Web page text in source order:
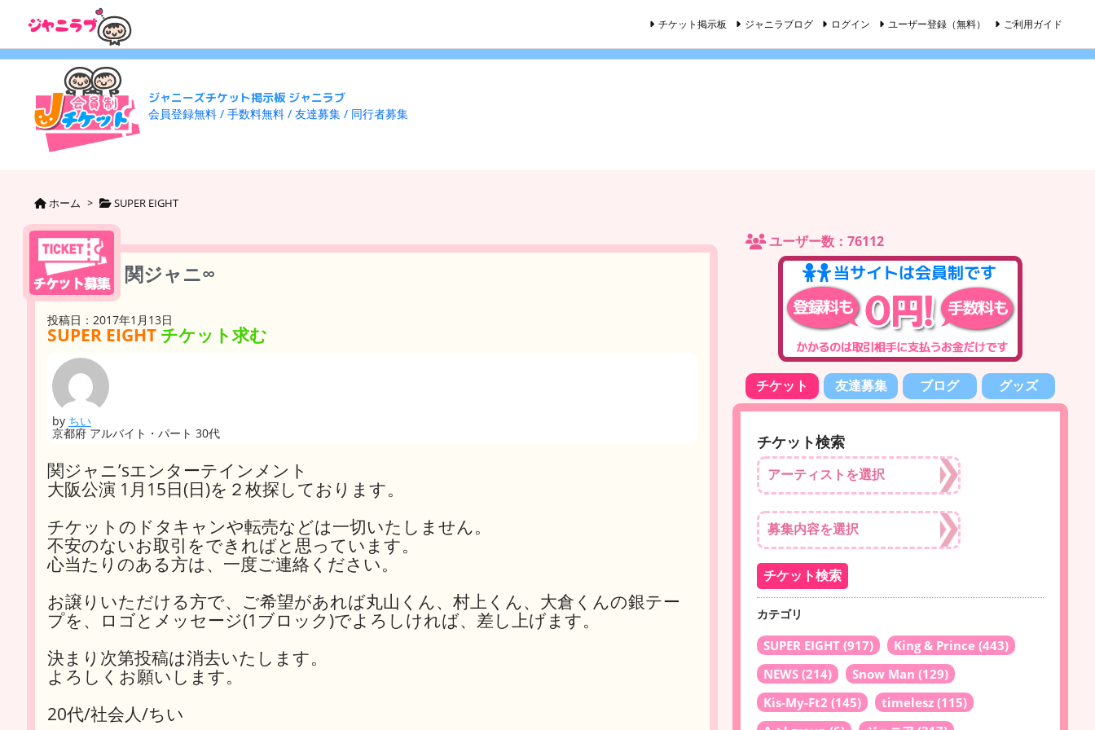
ジャニーズチケット掲示板 ジャニラブ
会員登録無料 / 手数料無料 / 友達募集 / 同行者募集
チケット掲示板 ジャニラブログ ログイン ユーザー登録（無料） ご利用ガイド
ホーム > SUPER EIGHT
関ジャニ∞
投稿日：2017年1月13日
SUPER EIGHT チケット求む
by ちい
京都府 アルバイト・パート 30代
関ジャニ’sエンターテインメント
大阪公演 1月15日(日)を２枚探しております。
チケットのドタキャンや転売などは一切いたしません。
不安のないお取引をできればと思っています。
心当たりのある方は、一度ご連絡ください。
お譲りいただける方で、ご希望があれば丸山くん、村上くん、大倉くんの銀テー
プを、ロゴとメッセージ(1ブロック)でよろしければ、差し上げます。
決まり次第投稿は消去いたします。
よろしくお願いします。
20代/社会人/ちい
ユーザー数：76112
チケット 友達募集 ブログ グッズ
チケット検索
カテゴリ
SUPER EIGHT (917) King & Prince (443)
NEWS (214) Snow Man (129)
Kis-My-Ft2 (145) timelesz (115)